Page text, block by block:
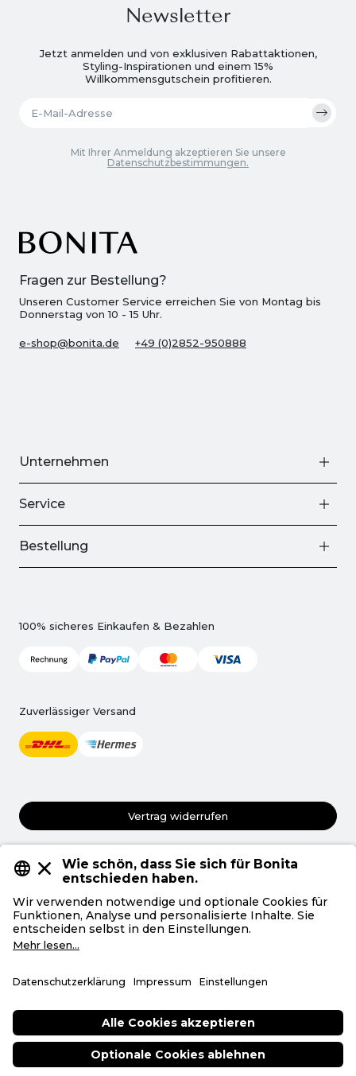
Fragen zur Bestellung?
Unseren Customer Service erreichen Sie von Montag bis
Donnerstag von 10 - 15 Uhr.
e-shop@bonita.de +49 (0)2852-950888
Newsletter
Jetzt anmelden und von exklusiven Rabattaktionen,
Styling-Inspirationen und einem 15%
Willkommensgutschein profitieren.
Mit Ihrer Anmeldung akzeptieren Sie unsere
Datenschutzbestimmungen.
Unternehmen
Service
Bestellung
100% sicheres Einkaufen & Bezahlen
Zuverlässiger Versand
Vertrag widerrufen
AGB
Datenschutz
Privatsphäre
Deutsch